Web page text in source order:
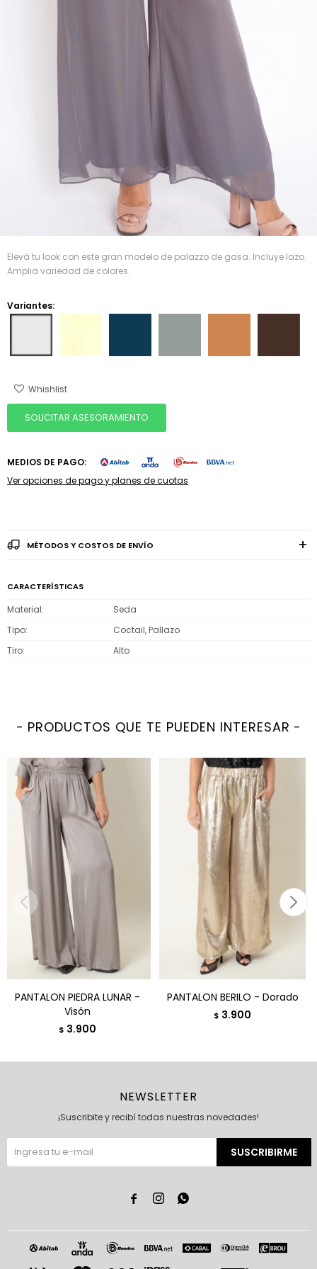
Elevá tu look con este gran modelo de palazzo de gasa. Incluye lazo.
Amplia variedad de colores.
Variantes:
SOLICITAR ASESORAMIENTO
MEDIOS DE PAGO:
Ver opciones de pago y planes de cuotas
MÉTODOS Y COSTOS DE ENVÍO
CARACTERÍSTICAS
Material
Seda
Tipo
Coctail, Pallazo
Tiro
Alto
PRODUCTOS QUE TE PUEDEN INTERESAR
PANTALON PIEDRA LUNAR -
Visón
$ 3.900
PANTALON BERILO - Dorado
$ 3.900
NEWSLETTER
¡Suscribite y recibí todas nuestras novedades!
SUSCRIBIRME
  